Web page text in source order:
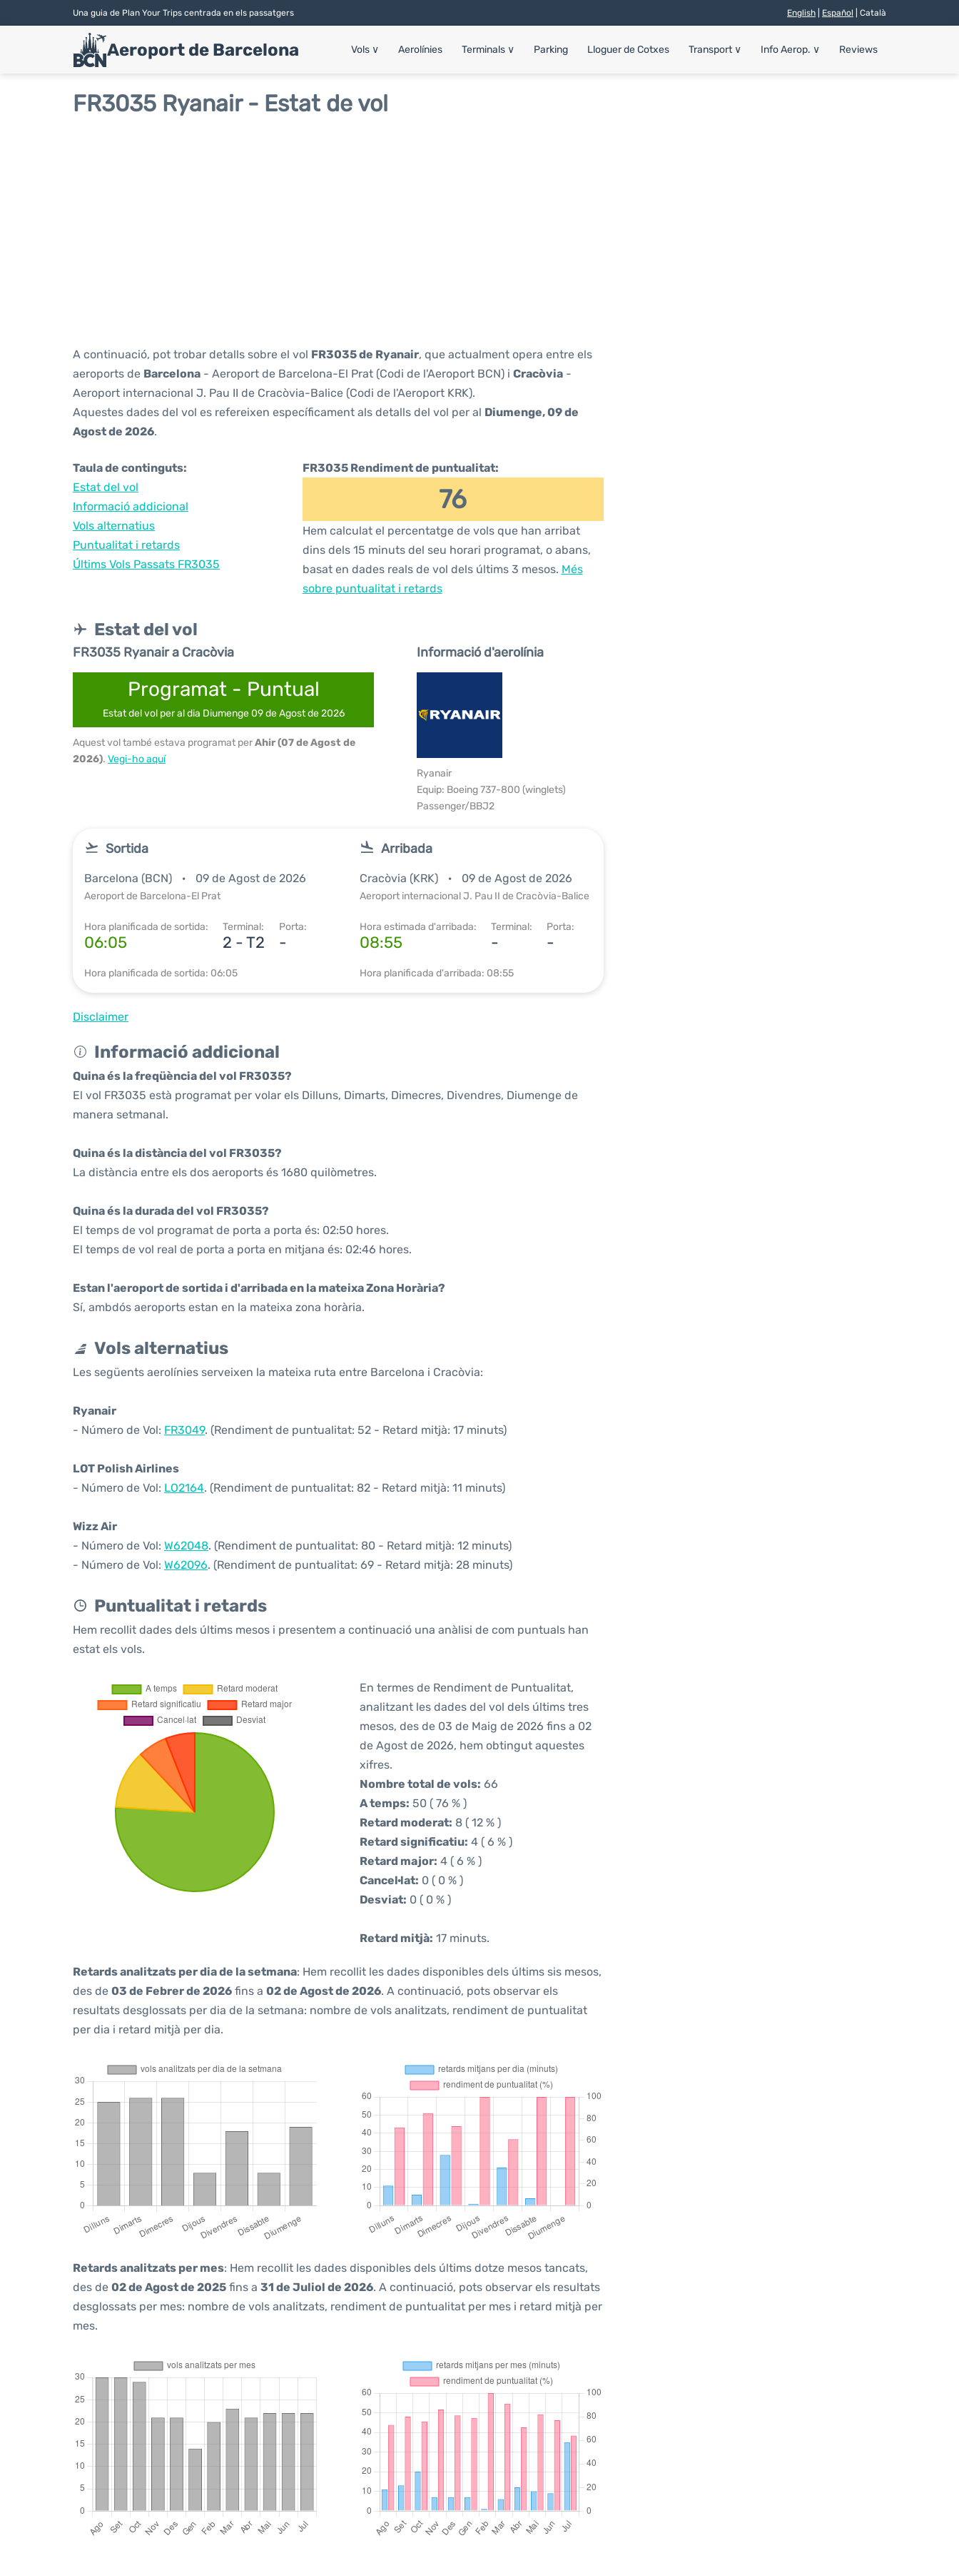
Una guia de Plan Your Trips centrada en els passatgers English Español | Català
Aeroport de Barcelona Vols ∨ Aerolínies Terminals ∨ Parking Lloguer de Cotxes Transport ∨ Info Aerop. ∨ Reviews
FR3035 Ryanair - Estat de vol
A continuació, pot trobar detalls sobre el vol FR3035 de Ryanair, que actualment opera entre els
aeroports de Barcelona - Aeroport de Barcelona-El Prat (Codi de l'Aeroport BCN) i Cracòvia -
Aeroport internacional J. Pau II de Cracòvia-Balice (Codi de l'Aeroport KRK).
Aquestes dades del vol es refereixen específicament als detalls del vol per al Diumenge, 09 de
Agost de 2026.
Taula de continguts:
Estat del vol
Informació addicional
Vols alternatius
Puntualitat i retards
Últims Vols Passats FR3035
FR3035 Rendiment de puntualitat:
76
Hem calculat el percentatge de vols que han arribat
dins dels 15 minuts del seu horari programat, o abans,
basat en dades reals de vol dels últims 3 mesos. Més
sobre puntualitat i retards
Estat del vol
FR3035 Ryanair a Cracòvia
Programat - Puntual
Estat del vol per al dia Diumenge 09 de Agost de 2026
Aquest vol també estava programat perAhir (07 de Agost de
2026). Vegi-ho aquí
Informació d'aerolínia
Ryanair
Equip: Boeing 737-800 (winglets)
Passenger/BBJ2
Sortida
Barcelona (BCN) 09 de Agost de 2026
Aeroport de Barcelona-El Prat
Hora planificada de sortida:
06:05
Terminal:
2 - T2
Porta:
-
Hora planificada de sortida: 06:05
Arribada
Cracòvia (KRK) 09 de Agost de 2026
Aeroport internacional J. Pau II de Cracòvia-Balice
Hora estimada d'arribada:
08:55
Terminal:
-
Porta:
-
Hora planificada d'arribada: 08:55
Disclaimer
Informació addicional
Quina és la freqüència del vol FR3035?
El vol FR3035 està programat per volar els Dilluns, Dimarts, Dimecres, Divendres, Diumenge de
manera setmanal.
Quina és la distància del vol FR3035?
La distància entre els dos aeroports és 1680 quilòmetres.
Quina és la durada del vol FR3035?
El temps de vol programat de porta a porta és: 02:50 hores.
El temps de vol real de porta a porta en mitjana és: 02:46 hores.
Estan l'aeroport de sortida i d'arribada en la mateixa Zona Horària?
Sí, ambdós aeroports estan en la mateixa zona horària.
Vols alternatius
Les següents aerolínies serveixen la mateixa ruta entre Barcelona i Cracòvia:
Ryanair
- Número de Vol: FR3049. (Rendiment de puntualitat: 52 - Retard mitjà: 17 minuts)
LOT Polish Airlines
- Número de Vol: LO2164. (Rendiment de puntualitat: 82 - Retard mitjà: 11 minuts)
Wizz Air
- Número de Vol: W62048. (Rendiment de puntualitat: 80 - Retard mitjà: 12 minuts)
- Número de Vol: W62096. (Rendiment de puntualitat: 69 - Retard mitjà: 28 minuts)
Puntualitat i retards
Hem recollit dades dels últims mesos i presentem a continuació una anàlisi de com puntuals han
estat els vols.
En termes de Rendiment de Puntualitat,
analitzant les dades del vol dels últims tres
mesos, des de 03 de Maig de 2026 fins a 02
de Agost de 2026, hem obtingut aquestes
xifres.
Nombre total de vols: 66
A temps: 50 ( 76 % )
Retard moderat: 8 ( 12 % )
Retard significatiu: 4 ( 6 % )
Retard major: 4 ( 6 % )
Cancel·lat: 0 ( 0 % )
Desviat: 0 ( 0 % )
Retard mitjà: 17 minuts.
Retards analitzats per dia de la setmana: Hem recollit les dades disponibles dels últims sis mesos,
des de 03 de Febrer de 2026 fins a 02 de Agost de 2026. A continuació, pots observar els
resultats desglossats per dia de la setmana: nombre de vols analitzats, rendiment de puntualitat
per dia i retard mitjà per dia.
Retards analitzats per mes: Hem recollit les dades disponibles dels últims dotze mesos tancats,
des de 02 de Agost de 2025 fins a 31 de Juliol de 2026. A continuació, pots observar els resultats
desglossats per mes: nombre de vols analitzats, rendiment de puntualitat per mes i retard mitjà per
mes.